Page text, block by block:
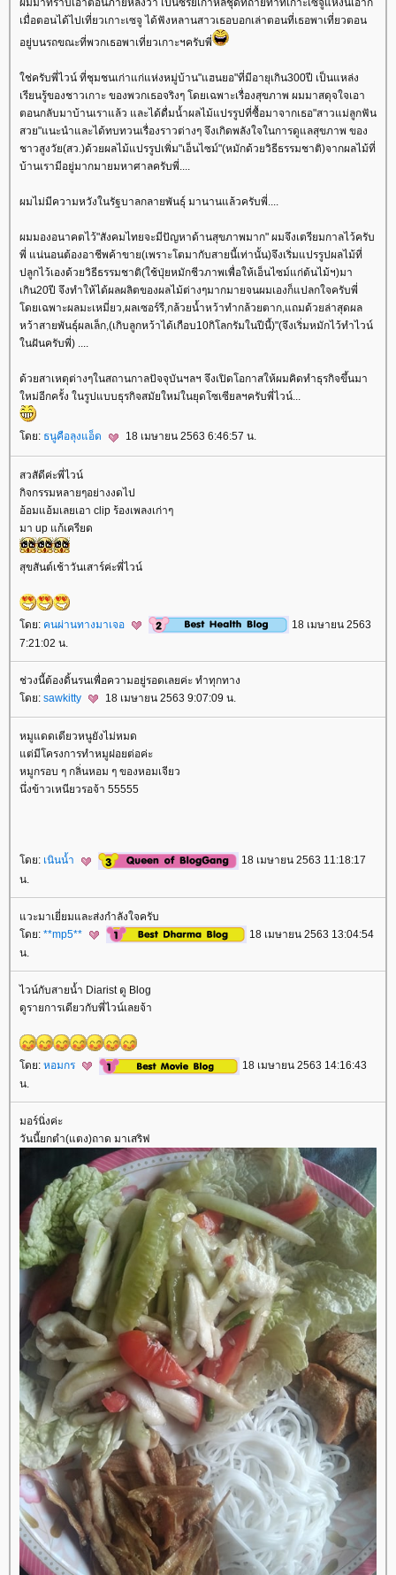
ผมมาทราบเอาตอนภายหลังว่า เป็นซีรีย์เกาหลีชุดที่ถ่ายทำที่เกาะเซจูแห่งนี้เอาก็
เมื่อตอนได้ไปเที่ยวเกาะเซจู ได้ฟังหลานสาวเธอบอกเล่าตอนที่เธอพาเที่ยวตอน
อยู่บนรถขณะที่พวกเธอพาเที่ยวเกาะฯครับพี่
ช่ครับพี่ไวน์ ที่ชุมชนเก่าแก่แห่งหมู่บ้าน"แฮนยอ"ที่มีอายุเกิน300ปี เป็นแหล่ง
เรียนรู้ของชาวเกาะ ของพวกเธอจริงๆ โดยเฉพาะเรื่องสุขภาพ ผมมาสดุจใจเอา
ตอนกลับมาบ้านเราแล้ว และได้ดื่มน้ำผลไม้แปรรูปที่ซื้อมาจากเธอ"สาวแม่ลูกฟัน
สวย"แนะนำและได้ทบทวนเรื่องราวต่างๆ จึงเกิดพลังใจในการดูแลสุขภาพ ของ
ชาวสูงวัย(สว.)ด้วยผลไม้แปรรูปเพิ่ม"เอ็นไซม์"(หมักด้วยวิธีธรรมชาติ)จากผลไม้ที่
บ้านเรามีอยู่มากมายมหาศาลครับพี่....
ผมไม่มีความหวังในรัฐบาลกลายพันธุ์ มานานแล้วครับพี่....
ผมมองอนาคตไว้"สังคมไทยจะมีปัญหาด้านสุขภาพมาก" ผมจึงเตรียมกาลไว้ครับ
พี่ แน่นอนต้องอาชีพค้าขาย(เพราะโตมากับสายนี้เท่านั้น)จึงเริ่มแปรรูปผลไม้ที่
ปลูกไว้เองด้วยวิธีธรรมชาติ(ใช้ปุ่ยหมักชีวภาพเพื่อให้เอ็นไซม์แก่ต้นไม้ฯ)มา
เกิน20ปี จึงทำให้ได้ผลผลิตของผลไม้ต่างๆมากมายจนผมเองก็แปลกใจครับพี่
ดยเฉพาะผลมะเหมี่ยว,ผลเซอร์รี,กล้วยน้ำหว้าทำกล้วยตาก,แถมด้วยล่าสุดผล
หว้าสายพันธุ์ผลเล็ก,(เกิบลูกหว้าได้เกือบ10กิโลกรัมในปีนี้)"(จึงเริ่มหมักไว้ทำไวน์
นฝันครับพี่) ....
ด้วยสาเหตุต่างๆในสถานกาลปัจจุบันฯลฯ จึงเปิดโอกาสให้ผมคิดทำธุรกิจขึ้นมา
หม่อีกครั้ง ในรูปแบบธุรกิจสมัยใหม่ในยุดโซเซียลฯครับพี่ไวน์...
ดย: ธนูคือลุงแอ็ด 18 เมษายน 2563 6:46:57 น.
สวสัดีค่ะพี่ไวน์
กิจกรรมหลายๆอย่างงดไป
อ้อมแอ้มเลยเอา clip ร้องเพลงเก่าๆ
มา up แก้เครียด
สุขสันต์เช้าวันเสาร์ค่ะพี่ไวน์
ดย: คนผ่านทางมาเจอ
18 เมษายน 2563
7:21:02 น.
ช่วงนี้ต้องดิ้นรนเพื่อความอยู่รอดเลยค่ะ ทำทุกทาง
ดย: sawkitty 18 เมษายน 2563 9:07:09 น.
หมูแดดเดียวหนูยังไม่หมด
ต่มีโครงการทำหมูฝอยต่อค่ะ
หมูกรอบ ๆ กลิ่นหอม ๆ ของหอมเจียว
นึ่งข้าวเหนียวรอจ้า 55555
ดย: เนินน้ำ
18 เมษายน 2563 11:18:17
น.
วะมาเยี่ยมและส่งกำลังใจครับ
ดย: **mp5**
18 เมษายน 2563 13:04:54
น.
ไวน์กับสายน้ำ Diarist ดู Blog
ดูรายการเดียวกับพี่ไวน์เลยจ้า
ดย: หอมกร
18 เมษายน 2563 14:16:43
น.
มอร์นิ่งค่ะ
วันนี้ยกตำ(แตง)ถาด มาเสริฟ